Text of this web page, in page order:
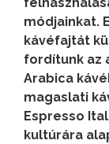
módjainkat.
kávéfajtát
fordítunk az
Arabica
magaslati
Espresso
kultúrára